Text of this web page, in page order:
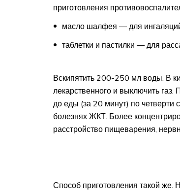
приготовления
масло шалфея — для
таблетки и пастилки — для
Вскипятить 200-250 мл воды. В
лекарственного и выключить
до еды (за 20 минут) по четверти
болезнях ЖКТ. Более
расстройство пищеварения,
Способ приготовления такой